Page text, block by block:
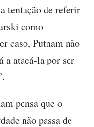
tentação de referir
como
caso, Putnam não
a atacá-la por ser
pensa que o
não passa de